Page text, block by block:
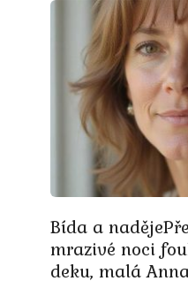
Bída a
mrazivé noci
deku, malá